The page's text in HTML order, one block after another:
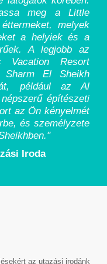
meg a Little
melyek
a helyiek és a
A legjobb az
Vacation Resort
Sharm El Sheikh
például az Al
építészeti
az Ön kényelmét
és személyzete
"
Iroda
az utazási irodánk